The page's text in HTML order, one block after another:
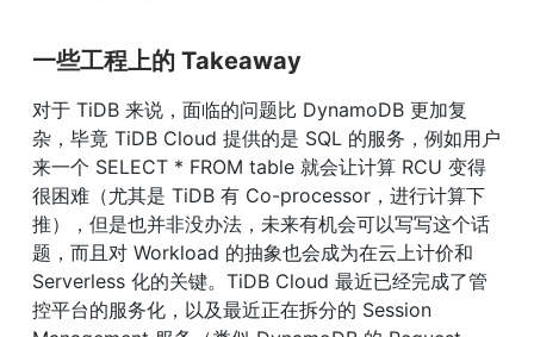
一些工程上的 Takeaway
对于 TiDB 来说，面临的问题比 DynamoDB 更加复
杂，毕竟 TiDB Cloud 提供的是 SQL 的服务，例如用户
来一个 SELECT * FROM table 就会让计算 RCU 变得
很困难（尤其是 TiDB 有 Co-processor，进行计算下
推），但是也并非没办法，未来有机会可以写写这个话
题，而且对 Workload 的抽象也会成为在云上计价和
Serverless 化的关键。TiDB Cloud 最近已经完成了管
控平台的服务化，以及最近正在拆分的 Session